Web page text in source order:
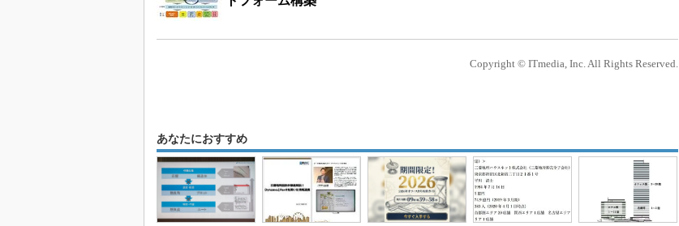
Copyright © ITmedia, Inc. All Rights Reserved.
あなたにおすすめ